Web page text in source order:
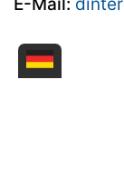
E-Mail: